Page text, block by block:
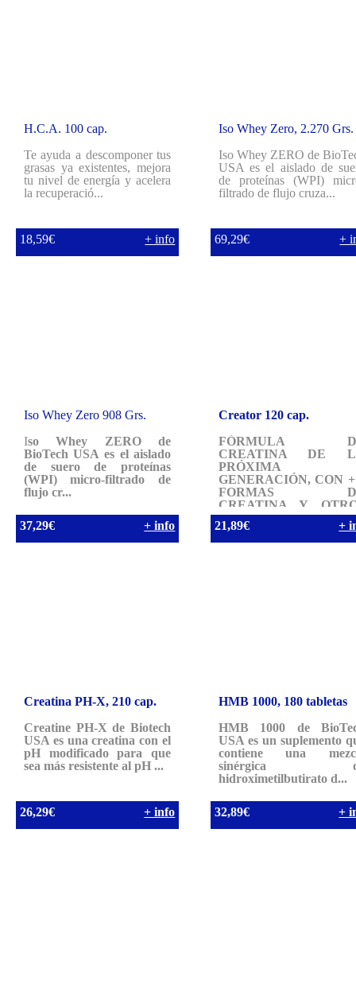
H.C.A. 100 cap.
Te ayuda a descomponer tus
grasas ya existentes, mejora
tu nivel de energía y acelera
la recuperació...
18,59€ + info
Iso Whey Zero, 2.270 Grs.
Iso Whey ZERO de
USA es el aislado de
de proteínas (WPI)
filtrado de flujo cruza...
69,29€ +
Iso Whey Zero 908 Grs.
Iso Whey ZERO de
BioTech USA es el aislado
de suero de proteínas
(WPI) micro-filtrado de
flujo cr...
37,29€ + info
Creator 120 cap.
FÓRMULA
CREATINA DE
PRÓXIMA
GENERACIÓN, CON
FORMAS
CREATINA Y
INGREDIENTES
ESTIM...
21,89€ +
Creatina PH-X, 210 cap.
Creatine PH-X de Biotech
USA es una creatina con el
pH modificado para que
sea más resistente al pH ...
26,29€ + info
HMB 1000, 180 tabletas
HMB 1000 de
USA es un suplemento
contiene una
sinérgica
hidroximetilbutirato d...
32,89€ +